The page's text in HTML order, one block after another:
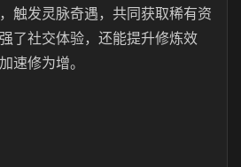
触发灵脉奇遇，共同获取稀有资
了社交体验，还能提升修炼效
速修为增。